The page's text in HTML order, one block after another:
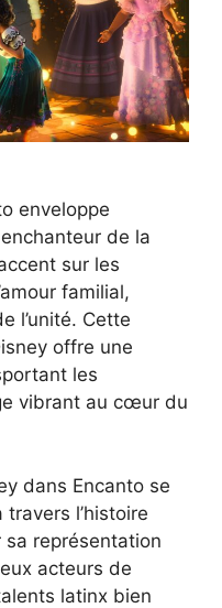
enveloppe
de la
sur les
familial,
l’unité. Cette
offre une
les
vibrant au cœur du
dans Encanto se
l’histoire
représentation
acteurs de
latinx bien